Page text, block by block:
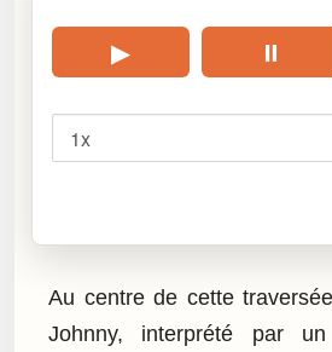
▶ ⏸
Au centre de cette
Johnny, interprété par